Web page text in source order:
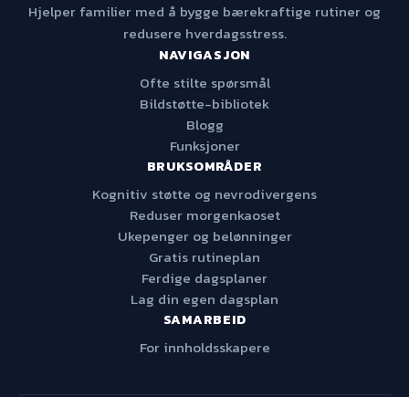
Hjelper familier med å bygge bærekraftige rutiner og
redusere hverdagsstress.
NAVIGASJON
Ofte stilte spørsmål
Bildstøtte-bibliotek
Blogg
Funksjoner
BRUKSOMRÅDER
Kognitiv støtte og nevrodivergens
Reduser morgenkaoset
Ukepenger og belønninger
Gratis rutineplan
Ferdige dagsplaner
Lag din egen dagsplan
SAMARBEID
For innholdsskapere